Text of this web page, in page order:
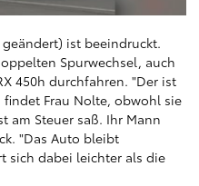
ist beeindruckt.
Spurwechsel, auch
450h durchfahren. "Der ist
Frau Nolte, obwohl sie
am Steuer saß. Ihr Mann
"Das Auto bleibt
sich dabei leichter als die